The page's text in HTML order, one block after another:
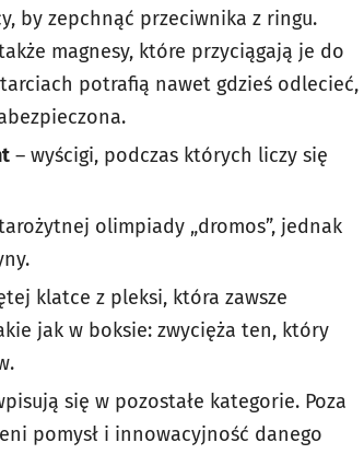
by zepchnąć przeciwnika z ringu.
magnesy, które przyciągają je do
potrafią nawet gdzieś odlecieć,
– wyścigi, podczas których liczy się
olimpiady „dromos”, jednak
klatce z pleksi, która zawsze
jak w boksie: zwycięża ten, który
się w pozostałe kategorie. Poza
pomysł i innowacyjność danego